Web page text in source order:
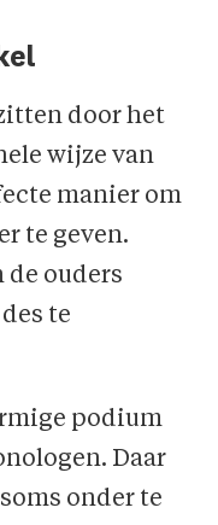
door het
wijze van
manier om
te geven.
de ouders
te
podium
Daar
onder te